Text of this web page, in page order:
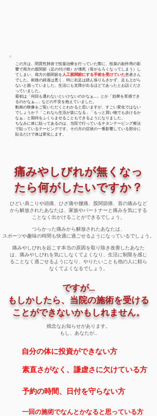
この方は、間質性肺炎で投薬治療を行っていた際に、投薬の副作用の影
響で両方の股関節（足の付け根）が壊死（骨がもろくなってしまう）し
てしまい、両方の股関節を 人工股関節にする手術を受けていた患者さん
でした。術後の経過は悪く、特に右足は踏ん張りもきかず、足も上がら
ないと困っていました。生活にも支障が出るほどであったとお話くださ
っていました。
最初は「何回も通わないといけないのかなぁ...」とか「効果を実感でき
るのかなぁ...」などの不安を抱えていました。
​動画の映像をご覧いただくとわかると思いますが、すごい変化ではない
でしょうか？「これなら生活が楽になる」「もっと買い物でも歩けるか
なぁ」と期待をふくらませることもできるようになりました。
ちなみに体に貼ってあるのは、当院で行っているチタンテーピング療法
で貼っているテーピングです。​その方の症状の一番影響している部分に
貼るだけで体は変化します。
痛みやしびれが無くなっ
たら何がしたいですか？
​ひどい肩こりや頭痛、ひざ痛や腰痛、股関節痛、首の痛みなど
から解放されたあなたは、家族やパートナーと痛みを気にする
ことなく出かけることができるでしょう。
​つらかった痛みから解放されたあなたは、
スポーツや趣味の時間も快適に過ごせるようになっているでしょう。
痛みやしびれを起こす本当の原因を取り除き改善したあなた
は、痛みやしびれを気にしなくてよくなり、生活に制限を感じ
ることなく過ごせるようになり、やりたいことも他の人に頼ら
なくてよくなるでしょう。
ですが...
​もしかしたら、当院の施術を受ける
ことができないかもしれません。
​残念なお知らせがあります。
​もし、あなたが...
自分の体に投資ができない方
素直さがなく、謙虚さに欠けている方
予約の時間、日付を守らない方
​一回の施術でなんとかなると思っている方